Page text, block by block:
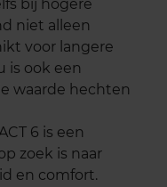
bij hogere
niet alleen
voor langere
is ook een
waarde hechten
6 is een
zoek is naar
en comfort.